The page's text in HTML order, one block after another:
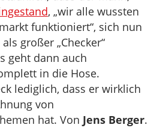
, „wir alle wussten
funktioniert“, sich nun
großer „Checker“
geht dann auch
in die Hose.
lediglich, dass er wirklich
von
hat. Von Jens Berger.